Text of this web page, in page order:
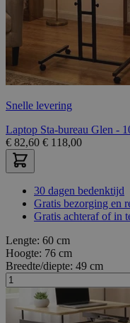
Snelle levering
Laptop Sta-bureau Glen -
€ 82,60 € 118,00
30 dagen bedenktijd
Gratis bezorging en
Gratis achteraf of in
Lengte: 60 cm
Hoogte: 76 cm
Breedte/diepte: 49 cm